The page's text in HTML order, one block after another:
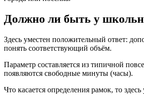
Должно ли быть у
Здесь уместен положительный ответ:
понять соответствующий объём.
Параметр составляется из типичной
появляются свободные минуты (часы).
Что касается определения рамок, то